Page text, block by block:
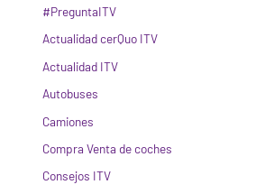
#PreguntaITV
Actualidad cerQuo ITV
Actualidad ITV
Autobuses
Camiones
Compra Venta de coches
Consejos ITV